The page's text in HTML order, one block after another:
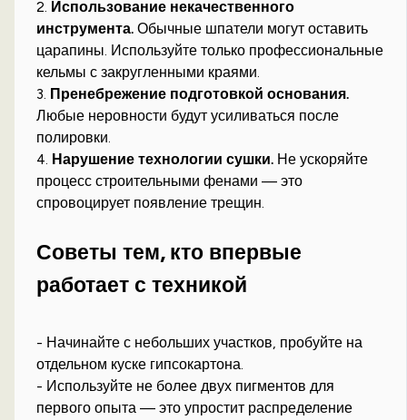
2. Использование некачественного
инструмента. Обычные шпатели могут оставить
царапины. Используйте только профессиональные
кельмы с закругленными краями.
3. Пренебрежение подготовкой основания.
Любые неровности будут усиливаться после
полировки.
4. Нарушение технологии сушки. Не ускоряйте
процесс строительными фенами — это
спровоцирует появление трещин.
Советы тем, кто впервые
работает с техникой
- Начинайте с небольших участков, пробуйте на
отдельном куске гипсокартона.
- Используйте не более двух пигментов для
первого опыта — это упростит распределение